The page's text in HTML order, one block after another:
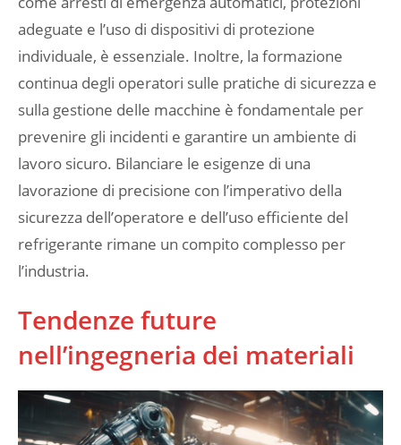
adeguate e l’uso di dispositivi di protezione
individuale, è essenziale. Inoltre, la formazione
continua degli operatori sulle pratiche di sicurezza e
sulla gestione delle macchine è fondamentale per
prevenire gli incidenti e garantire un ambiente di
lavoro sicuro. Bilanciare le esigenze di una
lavorazione di precisione con l’imperativo della
sicurezza dell’operatore e dell’uso efficiente del
refrigerante rimane un compito complesso per
l’industria.
Tendenze future
nell’ingegneria dei materiali